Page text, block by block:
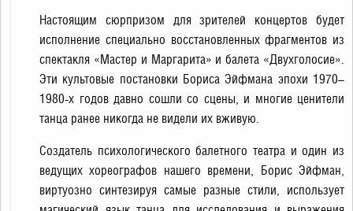
Настоящим сюрпризом для зрителей концертов будет
исполнение специально восстановленных фрагментов из
спектакля «Мастер и Маргарита» и балета «Двухголосие».
Эти культовые постановки Бориса Эйфмана эпохи 1970–
1980-х годов давно сошли со сцены, и многие ценители
танца ранее никогда не видели их вживую.
Создатель психологического балетного театра и один из
ведущих хореографов нашего времени, Борис Эйфман,
виртуозно синтезируя самые разные стили, использует